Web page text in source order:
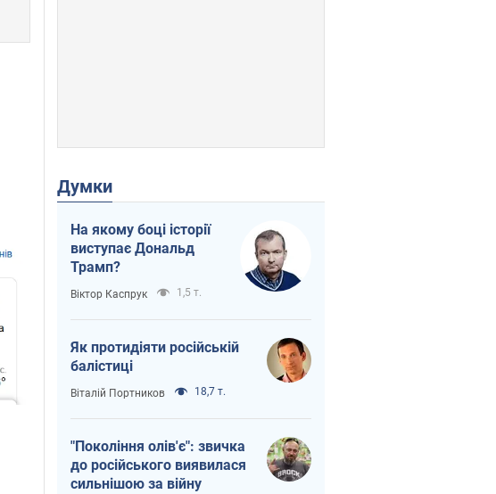
Думки
На якому боці історії
виступає Дональд
Трамп?
Віктор Каспрук 1,5 т.
Як протидіяти російській
балістиці
Віталій Портников 18,7 т.
"Покоління олів'є": звичка
до російського виявилася
сильнішою за війну